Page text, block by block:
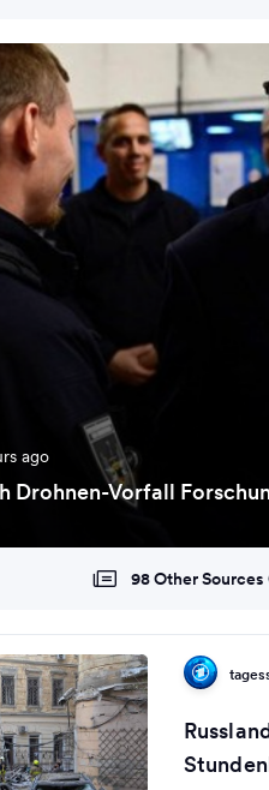
ago
Drohnen-Vorfall
98 Other Sources